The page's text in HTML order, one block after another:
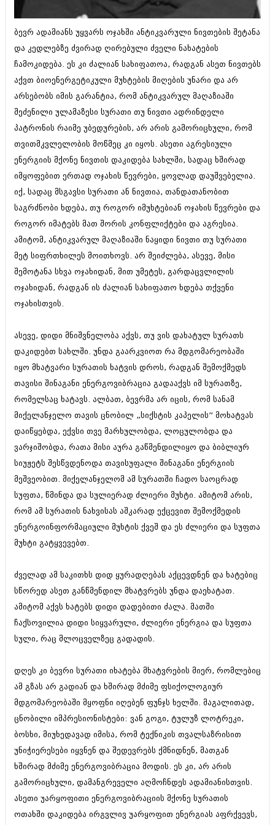
ავტორჩევები
ბელადები
ბიზნესსიახლეები
გვარები
თემიდას სასწორი
იუმორი
კალეიდოსკოპი
ჰოროსკოპი და შეუცნობელი
კრიმინალი
რომანი და დეტექტივი
სახალისო ამბები
შოუბიზნესი
დაიჯესტი
ისტორია
სხვადასხვა
ანონსი
არქივი
აგვისტო 2018 (162)
ივლისი 2018 (223)
ივნისი 2018 (244)
აპრილი 2018 (194)
მარტი 2018 (256)
თებერვალი 2018 (208)
იანვარი 2018 (215)
დეკემბერი 2017 (243)
ოქტომბერი 2017 (231)
სექტემბერი 2017 (261)
ივლისი 2017 (233)
ივნისი 2017 (265)
მაისი 2017 (216)
თებერვალი 2017 (205)
იანვარი 2017 (246)
დეკემბერი 2016 (207)
ნოემბერი 2016 (207)
ოქტომბერი 2016 (257)
სექტემბერი 2016 (224)
აგვისტო 2016 (258)
ივნისი 2016 (221)
მაისი 2016 (261)
აპრილი 2016 (215)
თებერვალი 2016 (250)
გვარები
თემიდას სასწორი
იუმორი
კალეიდოსკოპი
ჰოროსკოპი და შეუცნობელი
კრიმინალი
რომანი და დეტექტივი
სახალისო ამბები
შოუბიზნესი
დაიჯესტი
ქალი და მამაკაცი
ისტორია
ანონსი
არქივი
ნოემბერი 2020 (103)
ოქტომბერი 2020 (209)
აგვისტო 2020 (249)
ივლისი 2020 (204)
ივნისი 2020 (249)
არქივის ზომის ნახვა
ბევრ ადამიანს უყვარს ოჯახში ანტიკვარული ნივთების შეტანა
და კედლებზე ძვირად ღირებული ძველი ნახატების
ჩამოკიდება. ეს კი ძალიან სახიფათოა, რადგან ასეთ ნივთებს
აქვთ ბიოენერგეტიკული მუხტების მიღების უნარი და არ
არსებობს იმის გარანტია, რომ ანტიკვარულ მაღაზიაში
შეძენილი ულამაზესი სურათი თუ ნივთი ადრინდელი
პატრონის რაიმე უბედურების, არ არის გამორიცხული, რომ
თვითმკვლელობის მოწმეც კი იყოს. ასეთი აგრესიული
ენერგიის მქონე ნივთის დაკიდება სახლში, სადაც ხშირად
იმყოფებით ერთად ოჯახის წევრები, ყოვლად დაუშვებელია.
იქ, სადაც მსგავსი სურათი ან ნივთია, თანდათანობით
საგრძნობი ხდება, თუ როგორ იმუხტებიან ოჯახის წევრები და
როგორ იმატებს მათ შორის კონფლიქტები და აგრესია.
ამიტომ, ანტიკვარულ მაღაზიაში ნაყიდი ნივთი თუ სურათი
მეტ სიფრთხილეს მოითხოვს. არ შეიძლება, ასევე, მისი
შემოტანა სხვა ოჯახიდან, მით უმეტეს, გარდაცვლილის
ოჯახიდან, რადგან ის ძალიან სახიფათო ხდება თქვენი
ოჯახისთვის.
ასევე, დიდი მნიშვნელობა აქვს, თუ ვის დახატულ სურათს
დაკიდებთ სახლში. უნდა გაარკვიოთ რა მდგომარეობაში
იყო მხატვარი სურათის ხატვის დროს, რადგან შემოქმედს
თავისი შინაგანი ენერგოვიბრაცია გადააქვს იმ სურათზე,
რომელსაც ხატავს. ალბათ, ბევრმა არ იცის, რომ სანამ
მიქელანჯელო თავის ცნობილ „სიქსტის კაპელის” მოხატვას
დაიწყებდა, ექვსი თვე მარხულობდა, ლოცულობდა და
ვარჯიშობდა, რათა მისი აურა გაწმენდილიყო და ბიბლიურ
სიუჟეტს შესწვდენოდა თავისუფალი შინაგანი ენერგიის
მეშვეობით. მიქელანჯელომ ამ სურათში ჩადო საოცრად
სუფთა, წმინდა და სულიერად ძლიერი მუხტი. ამიტომ არის,
რომ ამ სურათის ნახვისას აშკარად ექცევით შემოქმედის
ენერგოინფორმაციული მუხტის ქვეშ და ეს ძლიერი და სუფთა
მუხტი გატყვევებთ.
ძველად ამ საკითხს დიდ ყურადღებას აქცევდნენ და ხატებიც
სწორედ ასეთ განწმენდილ მხატვრებს უნდა დაეხატათ.
ამიტომ აქვს ხატებს დიდი დადებითი ძალა. მათში
ჩაქსოვილია დიდი სიყვარული, ძლიერი ენერგია და სუფთა
სული, რაც მლოცველზეც გადადის.
დღეს კი ბევრი სურათი იხატება მხატვრების მიერ, რომლებიც
ამ გზას არ გადიან და ხშირად მძიმე ფსიქოლოგიურ
მდგომარეობაში მყოფნი იღებენ ფუნჯს ხელში. მაგალითად,
ცნობილი იმპრესიონისტები: ვან გოგი, ტულუზ ლოტრეკი,
ბოსხი, მიუხედავად იმისა, რომ ტექნიკის თვალსაზრისით
უნიჭიერესები იყვნენ და შედევრებს ქმნიდნენ, მათგან
ხშირად მძიმე ენერგოვიბრაცია მოდის. ეს კი, არ არის
გამორიცხული, დამანგრეველი აღმოჩნდეს ადამიანისთვის.
ასეთი უარყოფითი ენერგოვიბრაციის მქონე სურათის
ოთახში დაკიდება ირგვლივ უარყოფით ენერგიას აფრქვევს,